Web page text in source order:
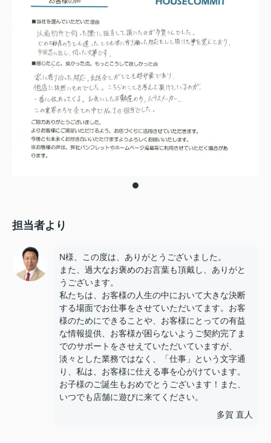
担当者より
N様、この度は、ありがとうございました。
また、過大なお褒めのお言葉も頂戴し、ありがと
うございます。
私たちは、お客様の人生の中において大きな決断
する場面でお仕事をさせていただいてます。お客
様のためにできることや、お客様にとっての有益
な情報提供、お客様が困らないようご契約完了ま
でのサポートをさせえていただいていますが、
淡々とした業務ではなく、「仕事」という文字通
り、私は、お客様に仕える事を心がけています。
お子様のご誕生もおめでとうございます！また、
いつでも店舗に遊びに来てください。
多賀 直人